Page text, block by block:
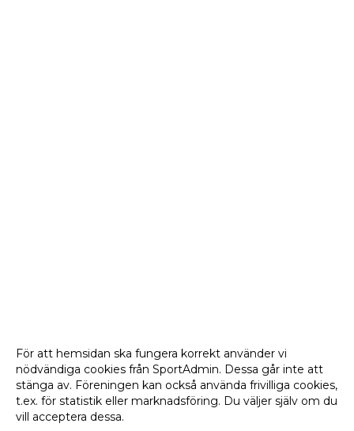
För att hemsidan ska fungera korrekt använder vi
nödvändiga cookies från SportAdmin. Dessa går inte att
stänga av. Föreningen kan också använda frivilliga cookies,
t.ex. för statistik eller marknadsföring. Du väljer själv om du
vill acceptera dessa.